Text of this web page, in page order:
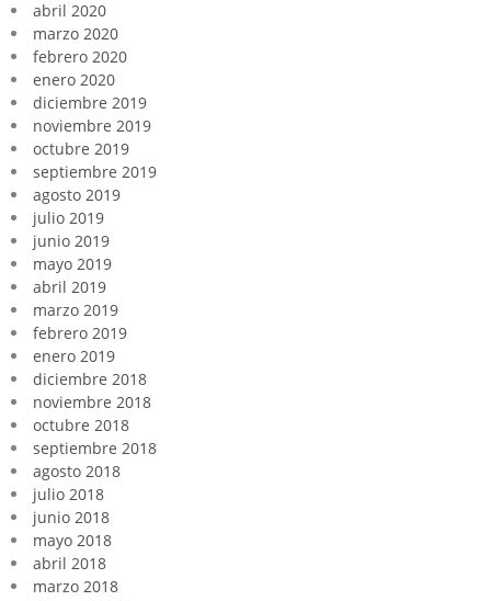
abril 2020
marzo 2020
febrero 2020
enero 2020
diciembre 2019
noviembre 2019
octubre 2019
septiembre 2019
agosto 2019
julio 2019
junio 2019
mayo 2019
abril 2019
marzo 2019
febrero 2019
enero 2019
diciembre 2018
noviembre 2018
octubre 2018
septiembre 2018
agosto 2018
julio 2018
junio 2018
mayo 2018
abril 2018
marzo 2018